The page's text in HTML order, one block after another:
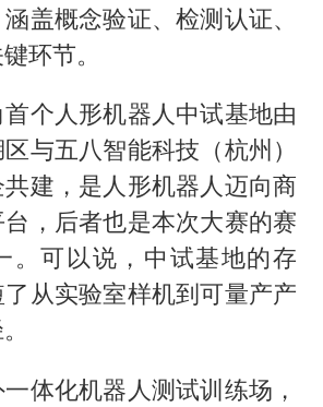
盖概念验证、检测认证、
环节。
个人形机器人中试基地由
与五八智能科技（杭州）
建，是人形机器人迈向商
，后者也是本次大赛的赛
。可以说，中试基地的存
从实验室样机到可量产产
体化机器人测试训练场，